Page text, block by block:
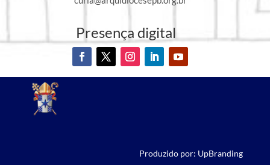
Presença digital
Produzido por: UpBranding